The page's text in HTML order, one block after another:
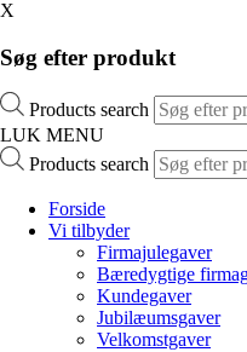
X
Søg efter produkt
Products search
LUK MENU
Products search
Forside
Vi tilbyder
Firmajulegaver
Bæredygtige
Kundegaver
Jubilæumsgaver
Velkomstgaver